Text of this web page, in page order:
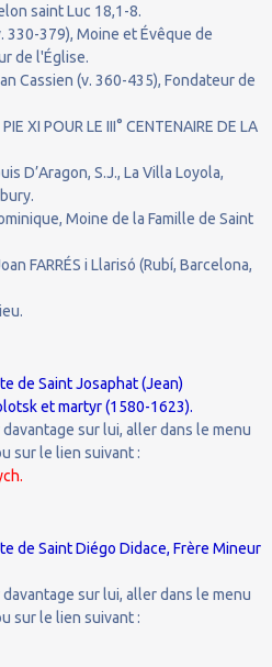
saint Luc 18,1-8.
330-379), Moine et Évêque de
de l'Église.
Cassien (v. 360-435), Fondateur de
XI POUR LE III° CENTENAIRE DE LA
D’Aragon, S.J., La Villa Loyola,
Moine de la Famille de Saint
FARRÉS i Llarisó (Rubí, Barcelona,
de Saint Josaphat (Jean)
et martyr (1580-1623).
sur lui, aller dans le menu
sur le lien suivant :
de Saint Diégo Didace, Frère Mineur
sur lui, aller dans le menu
sur le lien suivant :